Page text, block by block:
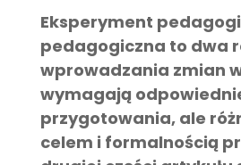
Eksperyment
pedagogiczna to dwa
wprowadzania zmian
wymagają
przygotowania, ale
celem i formalnością